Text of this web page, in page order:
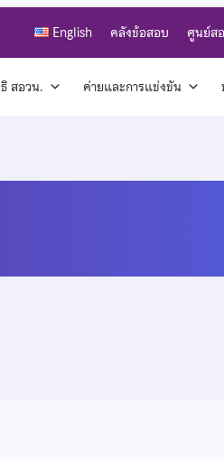
English คลังข้อสอบ ศูนย์ส
สอวน. ค่ายและการแข่งขัน